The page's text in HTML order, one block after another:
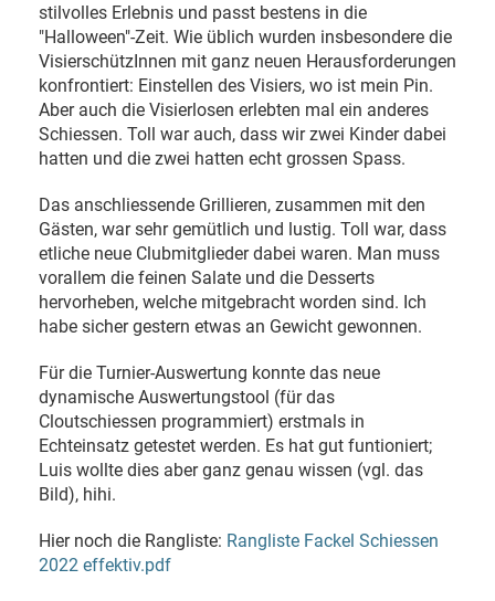
stilvolles Erlebnis und passt bestens in die
"Halloween"-Zeit. Wie üblich wurden insbesondere die
VisierschützInnen mit ganz neuen Herausforderungen
konfrontiert: Einstellen des Visiers, wo ist mein Pin.
Aber auch die Visierlosen erlebten mal ein anderes
Schiessen. Toll war auch, dass wir zwei Kinder dabei
hatten und die zwei hatten echt grossen Spass.
Das anschliessende Grillieren, zusammen mit den
Gästen, war sehr gemütlich und lustig. Toll war, dass
etliche neue Clubmitglieder dabei waren. Man muss
vorallem die feinen Salate und die Desserts
hervorheben, welche mitgebracht worden sind. Ich
habe sicher gestern etwas an Gewicht gewonnen.
Für die Turnier-Auswertung konnte das neue
dynamische Auswertungstool (für das
Cloutschiessen programmiert) erstmals in
Echteinsatz getestet werden. Es hat gut funtioniert;
Luis wollte dies aber ganz genau wissen (vgl. das
Bild), hihi.
Hier noch die Rangliste: Rangliste Fackel Schiessen
2022 effektiv.pdf